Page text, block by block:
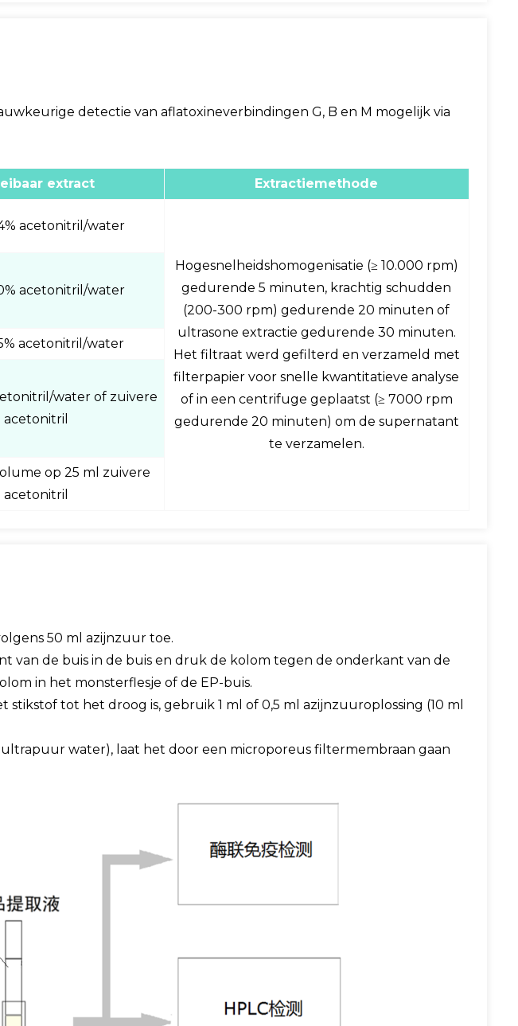
detectie van aflatoxineverbindingen G, B en M mogelijk via
extract Extractiemethode
acetonitril/water
Hogesnelheidshomogenisatie (≥ 10.000 rpm)
gedurende 5 minuten, krachtig schudden
(200-300 rpm) gedurende 20 minuten of
ultrasone extractie gedurende 30 minuten.
Het filtraat werd gefilterd en verzameld met
filterpapier voor snelle kwantitatieve analyse
of in een centrifuge geplaatst (≥ 7000 rpm
gedurende 20 minuten) om de supernatant
te verzamelen.
acetonitril/water
acetonitril/water
water of zuivere
acetonitril
op 25 ml zuivere
acetonitril
50 ml azijnzuur toe.
van de buis in de buis en druk de kolom tegen de onderkant van de
in het monsterflesje of de EP-buis.
tot het droog is, gebruik 1 ml of 0,5 ml azijnzuuroplossing (10 ml
ultrapuur water), laat het door een microporeus filtermembraan gaan